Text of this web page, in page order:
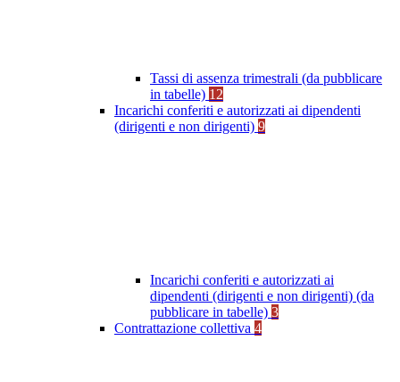
Tassi di assenza trimestrali (da pubblicare
in tabelle) 12
Incarichi conferiti e autorizzati ai dipendenti
(dirigenti e non dirigenti) 9
Incarichi conferiti e autorizzati ai
dipendenti (dirigenti e non dirigenti) (da
pubblicare in tabelle) 3
Contrattazione collettiva 4